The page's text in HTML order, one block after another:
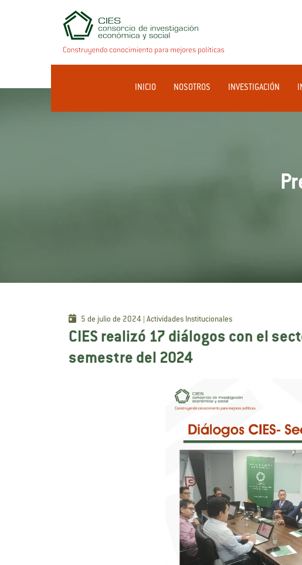
INICIO NOSOTROS INVESTIGACIÓN
5 de julio de 2024 | Actividades Institucionales
CIES realizó 17 diálogos con el
semestre del 2024